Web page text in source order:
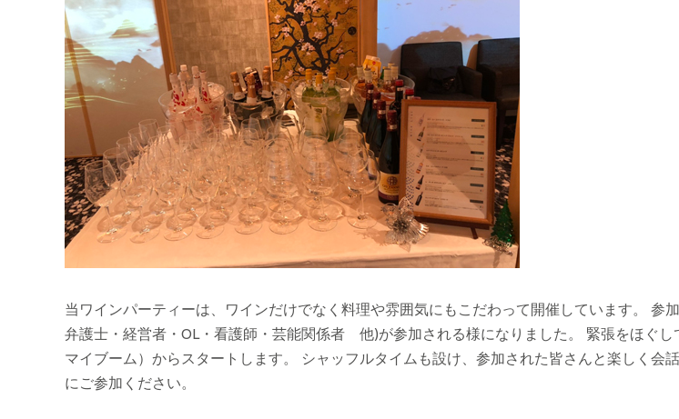
当ワインパーティーは、ワインだけでなく料理や雰囲気にもこだわって開催しています。
弁護士・経営者・OL・看護師・芸能関係者 他)が参加される様になりました。 緊張をほぐ
マイブーム）からスタートします。 シャッフルタイムも設け、参加された皆さんと楽しく
にご参加ください。